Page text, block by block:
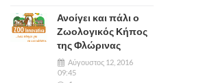
Ανοίγει και πάλι ο
Ζωολογικός Κήπος
της Φλώρινας
Αύγουστος 12, 2016
09:45